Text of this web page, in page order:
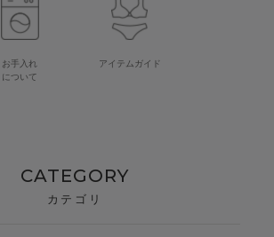
お手入れ
について
アイテムガイド
CATEGORY
カテゴリ